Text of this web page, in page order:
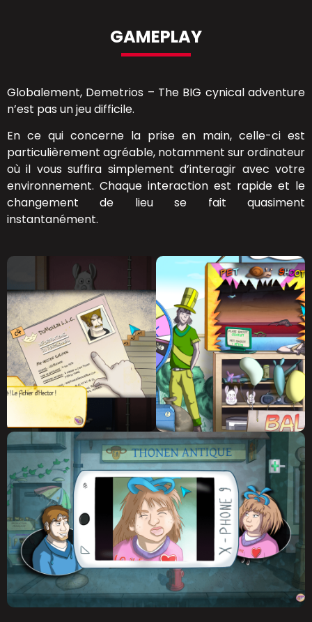
GAMEPLAY
Globalement, Demetrios – The BIG cynical adventure
n’est pas un jeu difficile.
En ce qui concerne la prise en main, celle-ci est
particulièrement agréable, notamment sur ordinateur
où il vous suffira simplement d’interagir avec votre
environnement. Chaque interaction est rapide et le
changement de lieu se fait quasiment
instantanément.